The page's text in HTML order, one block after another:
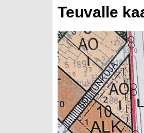
Teuvalle